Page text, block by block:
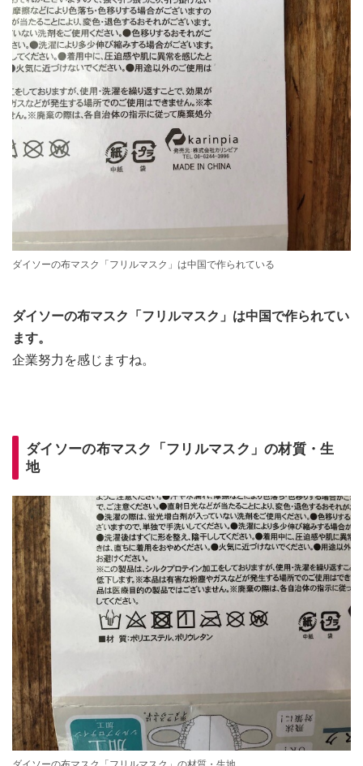
ダイソーの布マスク「フリルマスク」は中国で作られている
ダイソーの布マスク「フリルマスク」は中国で作られてい
ます。
企業努力を感じますね。
ダイソーの布マスク「フリルマスク」の材質・生
地